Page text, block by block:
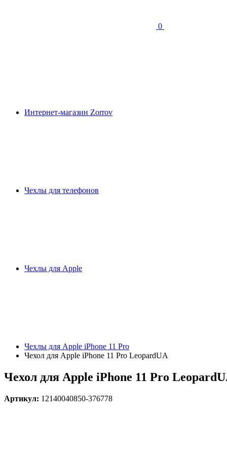
0
Интернет-магазин Zorrov
Чехлы для телефонов
Чехлы для Apple
Чехлы для Apple iPhone 11 Pro
Чехол для Apple iPhone 11 Pro LeopardUA
Чехол для Apple iPhone 11 Pro
Артикул: 12140040850-376778